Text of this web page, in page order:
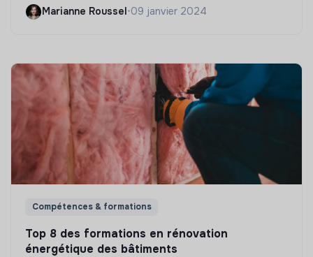
Marianne Roussel •09 janvier 2024
Compétences & formations
Top 8 des formations en rénovation
énergétique des bâtiments